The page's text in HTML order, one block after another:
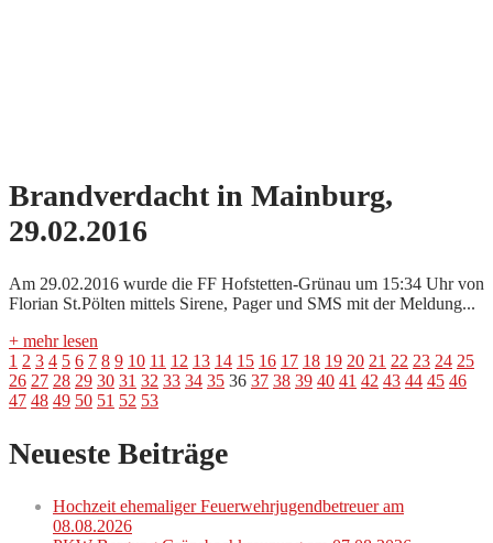
Brandverdacht in Mainburg,
29.02.2016
Am 29.02.2016 wurde die FF Hofstetten-Grünau um 15:34 Uhr von
Florian St.Pölten mittels Sirene, Pager und SMS mit der Meldung...
+ mehr lesen
1 2 3 4 5 6 7 8 9 10 11 12 13 14 15 16 17 18 19 20 21 22 23 24 25
26 27 28 29 30 31 32 33 34 35 36 37 38 39 40 41 42 43 44 45 46
47 48 49 50 51 52 53
Neueste Beiträge
Hochzeit ehemaliger Feuerwehrjugendbetreuer am
08.08.2026